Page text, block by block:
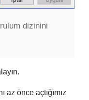
dizinini
az önce açtığımız